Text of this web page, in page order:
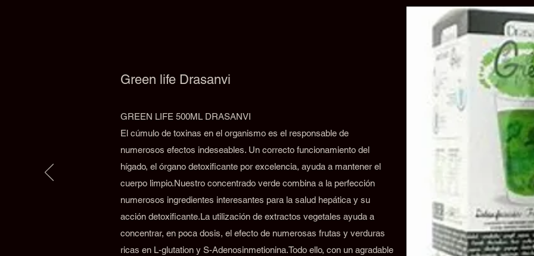
Green life Drasanvi
GREEN LIFE 500ML DRASANVI
El cúmulo de toxinas en el organismo es el responsable de
numerosos efectos indeseables. Un correcto funcionamiento del
hígado, el órgano detoxificante por excelencia, ayuda a mantener el
cuerpo limpio.Nuestro concentrado verde combina a la perfección
numerosos ingredientes interesantes para la salud hepática y su
acción detoxificante.La utilización de extractos vegetales ayuda a
concentrar, en poca dosis, el efecto de numerosas frutas y verduras
ricas en L-glutation y S-Adenosinmetionina.Todo ello, con un agradable